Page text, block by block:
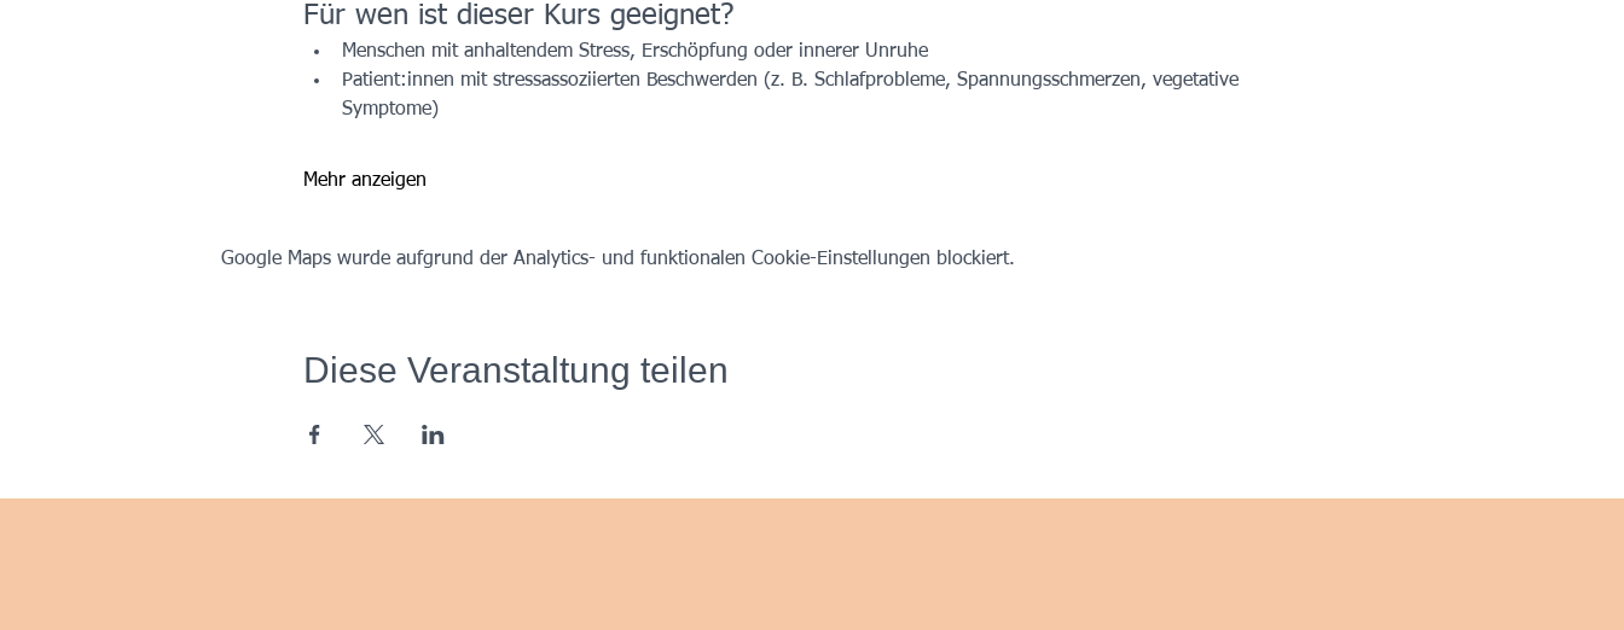
Für wen ist dieser Kurs geeignet?
Menschen mit anhaltendem Stress, Erschöpfung oder innerer Unruhe
Patient:innen mit stressassoziierten Beschwerden (z. B. Schlafprobleme, Spannungsschmerzen, vegetative
Symptome)
Mehr anzeigen
Google Maps wurde aufgrund der Analytics- und funktionalen Cookie-Einstellungen blockiert.
Diese Veranstaltung teilen